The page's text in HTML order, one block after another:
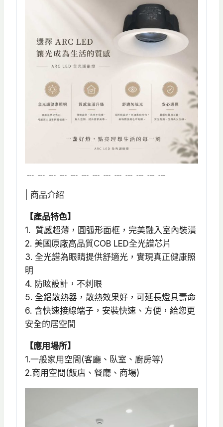
| 商品介紹
【產品特色】
1. 質感超薄，圓弧形面框，完美融入室內裝潢
2. 美國原廠高品質COB LED全光譜芯片
3. 全光譜為眼睛提供舒適光，實現真正健康照
明
4. 防眩設計，不刺眼
5. 全鋁散熱器，散熱效果好，可延長燈具壽命
6. 含快速接線端子，安裝快速、方便，給您更
安全的居空間
【應用場所】
1.一般家用空間(客廳、臥室、廚房等)
2.商用空間(飯店、餐廳、商場)